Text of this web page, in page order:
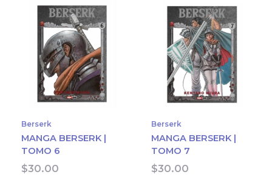
Berserk
MANGA BERSERK |
TOMO 6
$30.00
Berserk
MANGA BERSERK |
TOMO 7
$30.00